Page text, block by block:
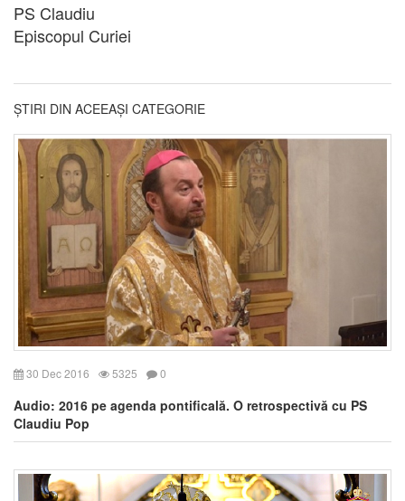
PS Claudiu
Episcopul Curiei
ȘTIRI DIN ACEEAȘI CATEGORIE
30 Dec 2016 5325 0
Audio: 2016 pe agenda pontificală. O retrospectivă cu PS
Claudiu Pop